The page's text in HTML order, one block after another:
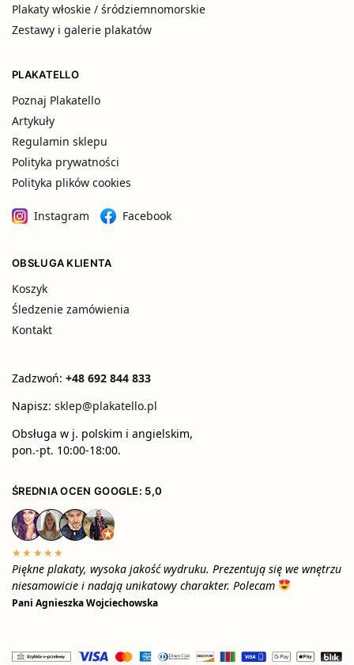
Plakaty włoskie / śródziemnomorskie
Zestawy i galerie plakatów
PLAKATELLO
Poznaj Plakatello
Artykuły
Regulamin sklepu
Polityka prywatności
Polityka plików cookies
Instagram Facebook
OBSŁUGA KLIENTA
Koszyk
Śledzenie zamówienia
Kontakt
Zadzwoń: +48 692 844 833
Napisz: sklep@plakatello.pl
Obsługa w j. polskim i angielskim,
pon.-pt. 10:00-18:00.
ŚREDNIA OCEN GOOGLE: 5,0
★★★★★
Piękne plakaty, wysoka jakość wydruku. Prezentują się we wnętrzu
niesamowicie i nadają unikatowy charakter. Polecam
Pani Agnieszka Wojciechowska